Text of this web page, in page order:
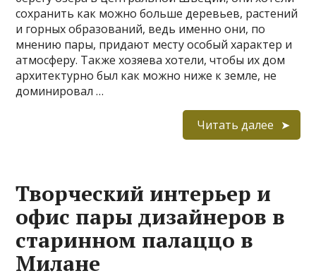
сохранить как можно больше деревьев, растений
и горных образований, ведь именно они, по
мнению пары, придают месту особый характер и
атмосферу. Также хозяева хотели, чтобы их дом
архитектурно был как можно ниже к земле, не
доминировал …
Читать далее
Творческий интерьер и
офис пары дизайнеров в
старинном палаццо в
Милане